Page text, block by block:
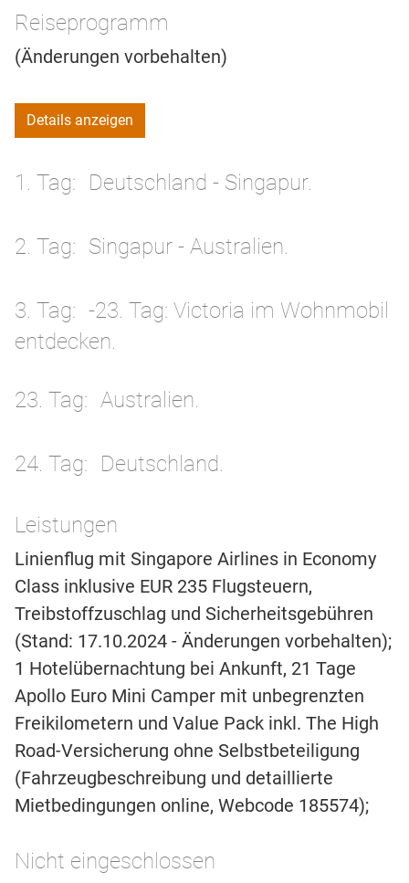
Reiseprogramm
(Änderungen vorbehalten)
Details anzeigen
1. Tag Deutschland - Singapur.
2. Tag Singapur - Australien.
3. Tag
-23. Tag: Victoria im Wohnmobil
entdecken.
23. Tag Australien.
24. Tag Deutschland.
Leistungen
Linienflug mit Singapore Airlines in Economy
Class inklusive EUR 235 Flugsteuern,
Treibstoffzuschlag und Sicherheitsgebühren
(Stand: 17.10.2024 - Änderungen vorbehalten);
1 Hotelübernachtung bei Ankunft, 21 Tage
Apollo Euro Mini Camper mit unbegrenzten
Freikilometern und Value Pack inkl. The High
Road-Versicherung ohne Selbstbeteiligung
(Fahrzeugbeschreibung und detaillierte
Mietbedingungen online, Webcode 185574);
Nicht eingeschlossen